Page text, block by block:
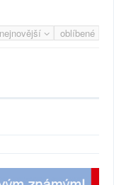
nejnovější oblíbené